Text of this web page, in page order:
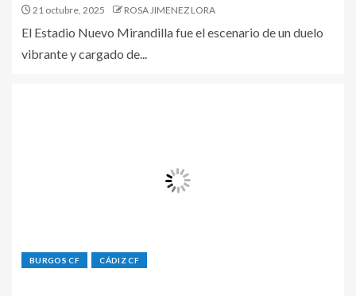
21 octubre, 2025 ROSA JIMENEZ LORA
El Estadio Nuevo Mirandilla fue el escenario de un duelo
vibrante y cargado de...
BURGOS CF CÁDIZ CF